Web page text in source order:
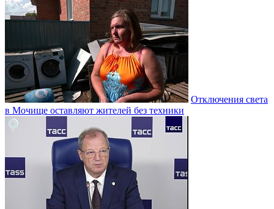
Отключения света
в Мочище оставляют жителей без техники